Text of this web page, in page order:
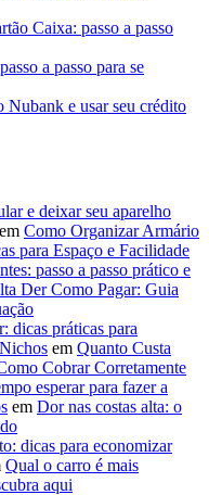
Caixa: passo a passo
a passo para se
e usar seu crédito
e deixar seu aparelho
em Como Organizar Armário
para Espaço e Facilidade
passo a passo prático e
Der Como Pagar: Guia
dicas práticas para
em Quanto Custa
Cobrar Corretamente
esperar para fazer a
em Dor nas costas alta: o
dicas para economizar
Qual o carro é mais
aqui